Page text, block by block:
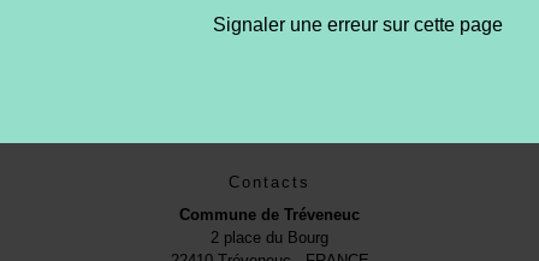
Signaler une erreur sur cette page
Contacts
Commune de Tréveneuc
2 place du Bourg